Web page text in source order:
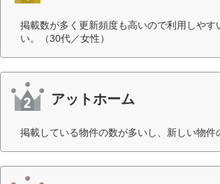
掲載数が多く更新頻度も高いので利用しや
い。（30代／女性）
アットホーム
掲載している物件の数が多いし、新しい物件